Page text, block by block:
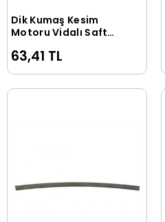
Sepete Ekle
Dik Kumaş Kesim
Motoru Vidalı Şaft
63,41 TL